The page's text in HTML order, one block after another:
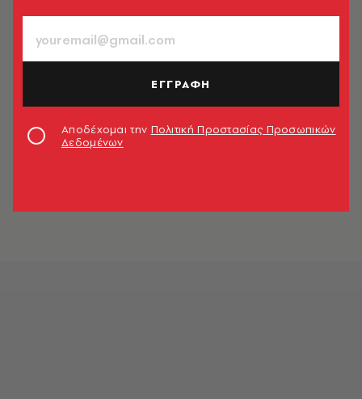
ΕΓΓΡΑΦΗ
Αποδέχομαι την Πολιτική Προστασίας Προσωπικών
Δεδομένων